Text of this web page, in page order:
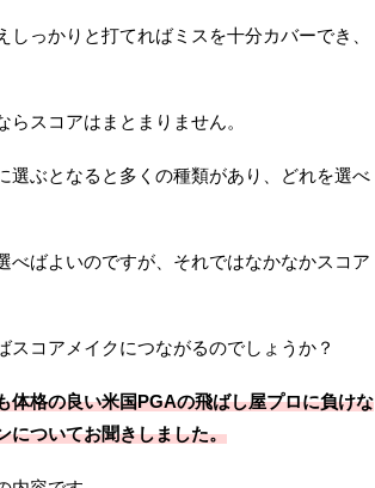
っかりと打てればミスを十分カバーでき、
スコアはまとまりません。
選ぶとなると多くの種類があり、どれを選べ
べばよいのですが、それではなかなかスコア
コアメイクにつながるのでしょうか？
体格の良い米国PGAの飛ばし屋プロに負けな
についてお聞きしました。